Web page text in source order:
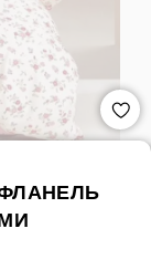
ФЛАНЕЛЬ